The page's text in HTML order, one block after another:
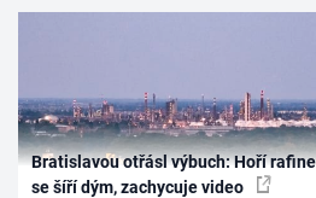
Bratislavou otřásl výbuch: Hoří
se šíří dým, zachycuje video